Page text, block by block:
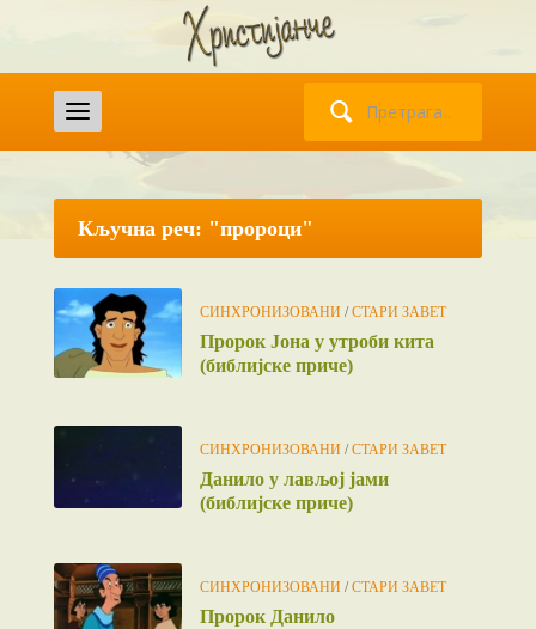
Кључна реч: "пророци"
СИНХРОНИЗОВАНИ /СТАРИ ЗАВЕТ
Пророк Јона у утроби кита
(библијске приче)
СИНХРОНИЗОВАНИ /СТАРИ ЗАВЕТ
Данило у лављој јами
(библијске приче)
СИНХРОНИЗОВАНИ /СТАРИ ЗАВЕТ
Пророк Данило